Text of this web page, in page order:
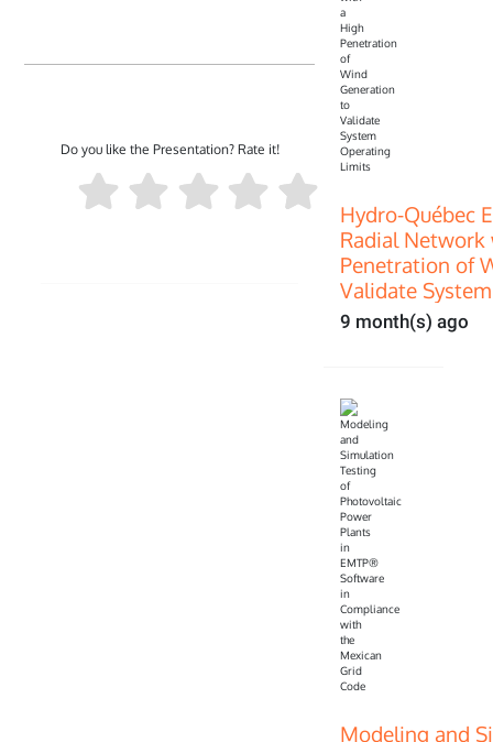
Do you like the Presentation? Rate it!
Hydro-Québec
Radial Network
Penetration of
Validate
9 month(s) ago
Modeling and